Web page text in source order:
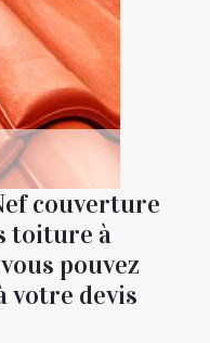
couverture
toiture à
pouvez
votre devis